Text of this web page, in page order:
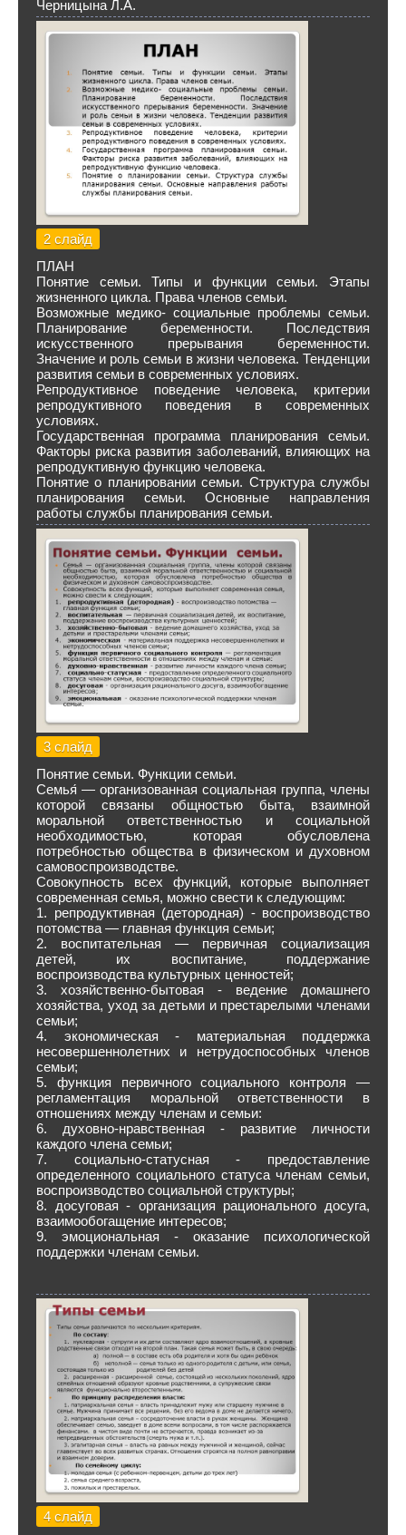
Черницына Л.А.
2 слайд
ПЛАН
Понятие семьи. Типы и функции семьи. Этапы
жизненного цикла. Права членов семьи.
Возможные медико- социальные проблемы семьи.
Планирование беременности. Последствия
искусственного прерывания беременности.
Значение и роль семьи в жизни человека. Тенденции
развития семьи в современных условиях.
Репродуктивное поведение человека, критерии
репродуктивного поведения в современных
условиях.
Государственная программа планирования семьи.
Факторы риска развития заболеваний, влияющих на
репродуктивную функцию человека.
Понятие о планировании семьи. Структура службы
планирования семьи. Основные направления
работы службы планирования семьи.
3 слайд
Понятие семьи. Функции семьи.
Семья́ — организованная социальная группа, члены
которой связаны общностью быта, взаимной
моральной ответственностью и социальной
необходимостью, которая обусловлена
потребностью общества в физическом и духовном
самовоспроизводстве.
Совокупность всех функций, которые выполняет
современная семья, можно свести к следующим:
1. репродуктивная (детородная) - воспроизводство
потомства — главная функция семьи;
2. воспитательная — первичная социализация
детей, их воспитание, поддержание
воспроизводства культурных ценностей;
3. хозяйственно-бытовая - ведение домашнего
хозяйства, уход за детьми и престарелыми членами
семьи;
4. экономическая - материальная поддержка
несовершеннолетних и нетрудоспособных членов
семьи;
5. функция первичного социального контроля —
регламентация моральной ответственности в
отношениях между членам и семьи:
6. духовно-нравственная - развитие личности
каждого члена семьи;
7. социально-статусная - предоставление
определенного социального статуса членам семьи,
воспроизводство социальной структуры;
8. досуговая - организация рационального досуга,
взаимообогащение интересов;
9. эмоциональная - оказание психологической
поддержки членам семьи.
4 слайд